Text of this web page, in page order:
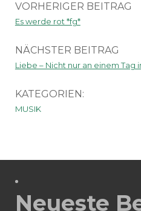
VORHERIGER BEITRAG
Es werde rot *fg*
NÄCHSTER BEITRAG
Liebe – Nicht nur an einem Tag
KATEGORIEN:
MUSIK
Neueste